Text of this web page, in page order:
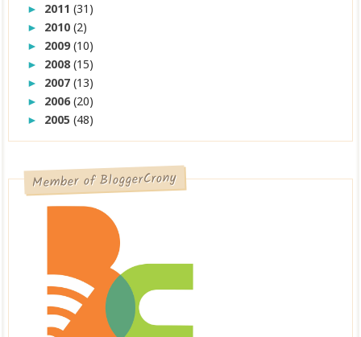
► 2011(31)
► 2010(2)
► 2009(10)
► 2008(15)
► 2007(13)
► 2006(20)
► 2005(48)
Member of BloggerCrony